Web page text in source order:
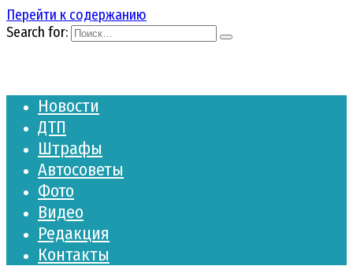
Перейти к содержанию
Search for:
Новости
ДТП
Штрафы
Автосоветы
Фото
Видео
Редакция
Контакты